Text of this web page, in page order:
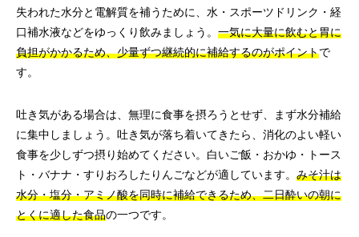
失われた水分と電解質を補うために、水・スポーツドリンク・経
口補水液などをゆっくり飲みましょう。 一気に大量に飲むと胃に
負担がかかるため、少量ずつ継続的に補給するのがポイントで
す。
吐き気がある場合は、無理に食事を摂ろうとせず、まず水分補給
に集中しましょう。吐き気が落ち着いてきたら、消化のよい軽い
食事を少しずつ摂り始めてください。白いご飯・おかゆ・トース
ト・バナナ・すりおろしたりんごなどが適しています。 みそ汁は
水分・塩分・アミノ酸を同時に補給できるため、二日酔いの朝に
とくに適した食品の一つです。